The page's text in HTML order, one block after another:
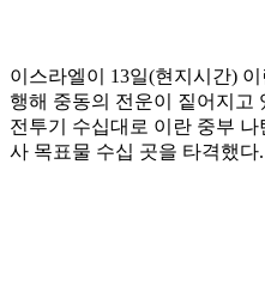
이스라엘이 13일(현지시간)
행해 중동의 전운이 짙어지고
전투기 수십대로 이란 중부
사 목표물 수십 곳을 타격했다.